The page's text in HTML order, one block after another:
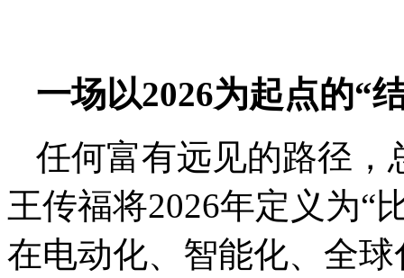
一场以2026为起点的“
任何富有远见的路径，
王传福将2026年定义为“
在电动化、智能化、全